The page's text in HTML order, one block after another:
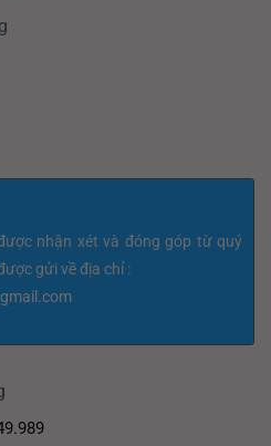
nhận xét và đóng góp từ quý
gửi về địa chỉ :